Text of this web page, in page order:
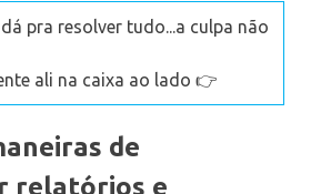
pra resolver tudo...a culpa não
ali na caixa ao lado 👉
de
relatórios e